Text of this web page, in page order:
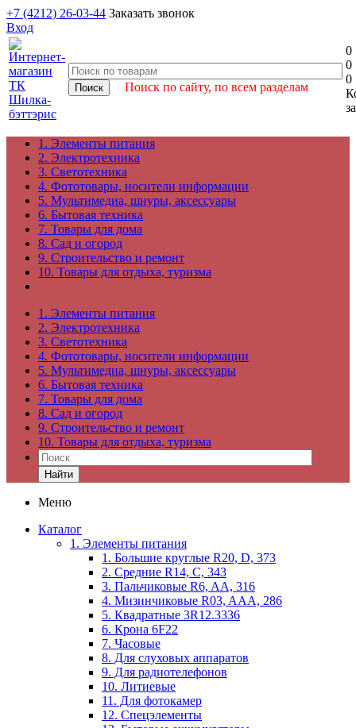
+7 (4212) 26-03-44 Заказать звонок
Вход
Поиск по сайту, по всем разделам
0
0
0
1. Элементы питания
2. Электротехника
3. Светотехника
4. Фототовары, носители информации
5. Мультимедиа, шнуры, аксессуары
6. Бытовая техника
7. Товары для дома
8. Сад и огород
9. Строительство и ремонт
10. Товары для отдыха, туризма
1. Элементы питания
2. Электротехника
3. Светотехника
4. Фототовары, носители информации
5. Мультимедиа, шнуры, аксессуары
6. Бытовая техника
7. Товары для дома
8. Сад и огород
9. Строительство и ремонт
10. Товары для отдыха, туризма
Найти
Меню
Каталог
1. Элементы питания
1. Большие круглые R20, D, 373
2. Средние R14, C, 343
3. Пальчиковые R6, AA, 316
4. Мизинчиковые R03, AAA, 286
5. Квадратные 3R12.3336
6. Крона 6F22
7. Часовые
8. Для слуховых аппаратов
9. Для радиотелефонов
10. Литиевые
11. Для фотокамер
12. Спецэлементы